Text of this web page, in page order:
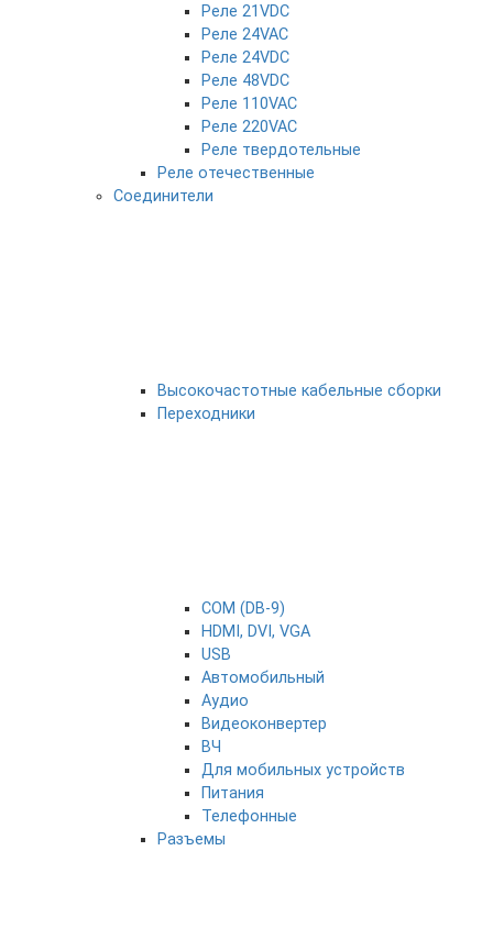
Реле 21VDC
Реле 24VAC
Реле 24VDC
Реле 48VDC
Реле 110VAC
Реле 220VAC
Реле твердотельные
Реле отечественные
Соединители
Высокочастотные кабельные сборки
Переходники
COM (DB-9)
HDMI, DVI, VGA
USB
Автомобильный
Аудио
Видеоконвертер
ВЧ
Для мобильных устройств
Питания
Телефонные
Разъемы